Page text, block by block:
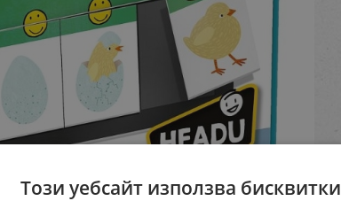
Този уебсайт използва бисквитки